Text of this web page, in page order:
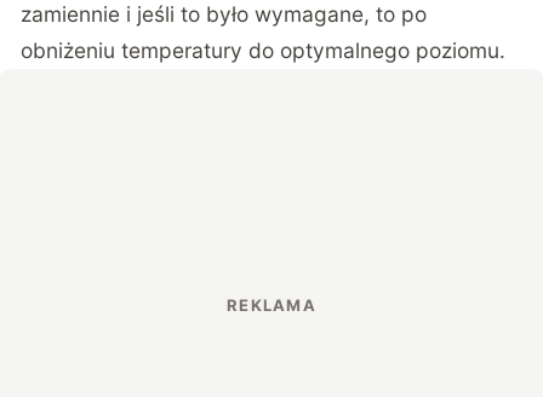
zamiennie i jeśli to było wymagane, to po
obniżeniu temperatury do optymalnego poziomu.